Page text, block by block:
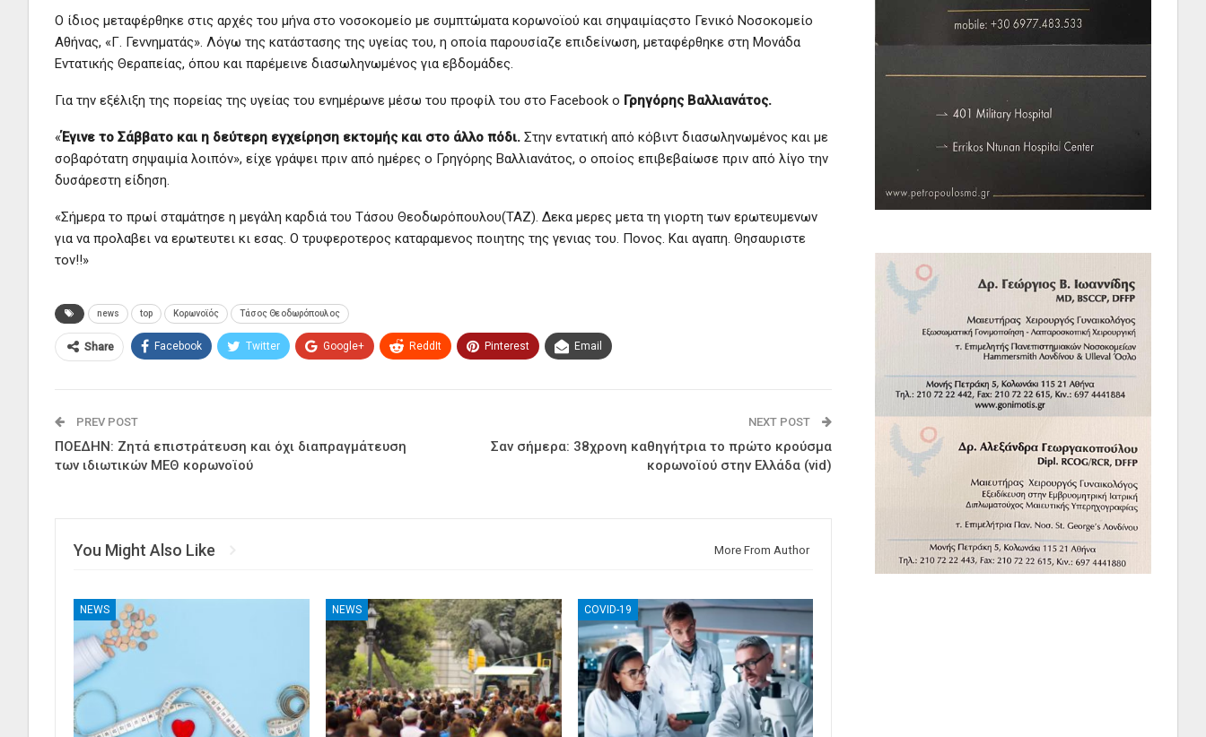
Ο ίδιος μεταφέρθηκε στις αρχές του μήνα στο νοσοκομείο με συμπτώματα κορωνοϊού και σηψαιμίαςστο Γενικό Νοσοκομείο
Αθήνας, «Γ. Γεννηματάς». Λόγω της κατάστασης της υγείας του, η οποία παρουσίαζε επιδείνωση, μεταφέρθηκε στη Μονάδα
Εντατικής Θεραπείας, όπου και παρέμεινε διασωληνωμένος για εβδομάδες.
Για την εξέλιξη της πορείας της υγείας του ενημέρωνε μέσω του προφίλ του στο Facebook ο Γρηγόρης Βαλλιανάτος.
«Έγινε το Σάββατο και η δεύτερη εγχείρηση εκτομής και στο άλλο πόδι. Στην εντατική από κόβιντ διασωληνωμένος και με
σοβαρότατη σηψαιμία λοιπόν», είχε γράψει πριν από ημέρες ο Γρηγόρης Βαλλιανάτος, ο οποίος επιβεβαίωσε πριν από λίγο την
δυσάρεστη είδηση.
«Σήμερα το πρωί σταμάτησε η μεγάλη καρδιά του Τάσου Θεοδωρόπουλου(ΤΑΖ). Δεκα μερες μετα τη γιορτη των ερωτευμενων
για να προλαβει να ερωτευτει κι εσας. Ο τρυφεροτερος καταραμενος ποιητης της γενιας του. Πονος. Και αγαπη. Θησαυριστε
τον!!»
news top Κορωνοϊός Τάσος Θεοδωρόπουλος
Share Facebook Twitter Google+ ReddIt Pinterest Email
PREV POST
ΠΟΕΔΗΝ: Ζητά επιστράτευση και όχι διαπραγμάτευση
των ιδιωτικών ΜΕΘ κορωνοϊού
NEXT POST
Σαν σήμερα: 38χρονη καθηγήτρια το πρώτο κρούσμα
κορωνοϊού στην Ελλάδα (vid)
You Might Also Like More From Author
NEWS NEWS COVID-19